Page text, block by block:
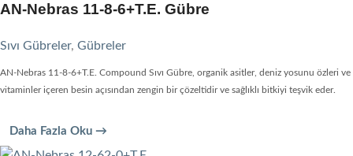
AN-Nebras 11-8-6+T.E. Gübre
Sıvı Gübreler, Gübreler
AN-Nebras 11-8-6+T.E. Compound Sıvı Gübre, organik asitler, deniz yosunu özleri ve
vitaminler içeren besin açısından zengin bir çözeltidir ve sağlıklı bitkiyi teşvik eder.
Daha Fazla Oku →